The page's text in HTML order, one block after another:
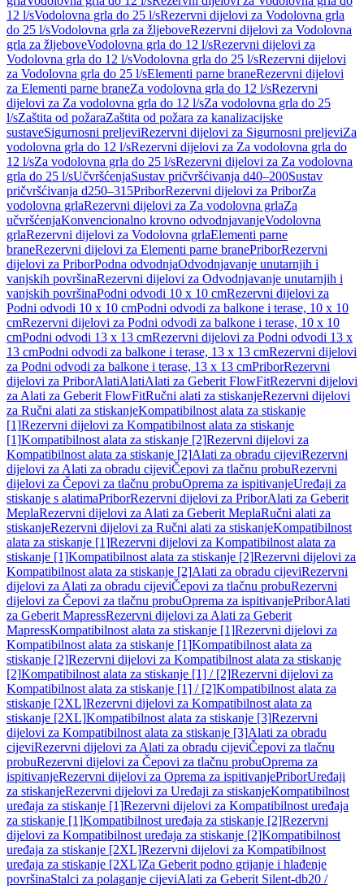
12 l/sVodolovna grla do 25 l/sRezervni dijelovi za Vodolovna grla
do 25 l/sVodolovna grla za žljeboveRezervni dijelovi za Vodolovna
grla za žljeboveVodolovna grla do 12 l/sRezervni dijelovi za
Vodolovna grla do 12 l/sVodolovna grla do 25 l/sRezervni dijelovi
za Vodolovna grla do 25 l/sElementi parne braneRezervni dijelovi
za Elementi parne braneZa vodolovna grla do 12 l/sRezervni
dijelovi za Za vodolovna grla do 12 l/sZa vodolovna grla do 25
l/sZaštita od požaraZaštita od požara za kanalizacijske
sustaveSigurnosni preljeviRezervni dijelovi za Sigurnosni preljeviZa
vodolovna grla do 12 l/sRezervni dijelovi za Za vodolovna grla do
12 l/sZa vodolovna grla do 25 l/sRezervni dijelovi za Za vodolovna
grla do 25 l/sUčvršćenjaSustav pričvršćivanja d40–200Sustav
pričvršćivanja d250–315PriborRezervni dijelovi za PriborZa
vodolovna grlaRezervni dijelovi za Za vodolovna grlaZa
učvršćenjaKonvencionalno krovno odvodnjavanjeVodolovna
grlaRezervni dijelovi za Vodolovna grlaElementi parne
braneRezervni dijelovi za Elementi parne branePriborRezervni
dijelovi za PriborPodna odvodnjaOdvodnjavanje unutarnjih i
vanjskih površinaRezervni dijelovi za Odvodnjavanje unutarnjih i
vanjskih površinaPodni odvodi 10 x 10 cmRezervni dijelovi za
Podni odvodi 10 x 10 cmPodni odvodi za balkone i terase, 10 x 10
cmRezervni dijelovi za Podni odvodi za balkone i terase, 10 x 10
cmPodni odvodi 13 x 13 cmRezervni dijelovi za Podni odvodi 13 x
13 cmPodni odvodi za balkone i terase, 13 x 13 cmRezervni dijelovi
za Podni odvodi za balkone i terase, 13 x 13 cmPriborRezervni
dijelovi za PriborAlatiAlatiAlati za Geberit FlowFitRezervni dijelovi
za Alati za Geberit FlowFitRučni alati za stiskanjeRezervni dijelovi
za Ručni alati za stiskanjeKompatibilnost alata za stiskanje
[1]Rezervni dijelovi za Kompatibilnost alata za stiskanje
[1]Kompatibilnost alata za stiskanje [2]Rezervni dijelovi za
Kompatibilnost alata za stiskanje [2]Alati za obradu cijeviRezervni
dijelovi za Alati za obradu cijeviČepovi za tlačnu probuRezervni
dijelovi za Čepovi za tlačnu probuOprema za ispitivanjeUređaji za
stiskanje s alatimaPriborRezervni dijelovi za PriborAlati za Geberit
MeplaRezervni dijelovi za Alati za Geberit MeplaRučni alati za
stiskanjeRezervni dijelovi za Ručni alati za stiskanjeKompatibilnost
alata za stiskanje [1]Rezervni dijelovi za Kompatibilnost alata za
stiskanje [1]Kompatibilnost alata za stiskanje [2]Rezervni dijelovi za
Kompatibilnost alata za stiskanje [2]Alati za obradu cijeviRezervni
dijelovi za Alati za obradu cijeviČepovi za tlačnu probuRezervni
dijelovi za Čepovi za tlačnu probuOprema za ispitivanjePriborAlati
za Geberit MapressRezervni dijelovi za Alati za Geberit
MapressKompatibilnost alata za stiskanje [1]Rezervni dijelovi za
Kompatibilnost alata za stiskanje [1]Kompatibilnost alata za
stiskanje [2]Rezervni dijelovi za Kompatibilnost alata za stiskanje
[2]Kompatibilnost alata za stiskanje [1] / [2]Rezervni dijelovi za
Kompatibilnost alata za stiskanje [1] / [2]Kompatibilnost alata za
stiskanje [2XL]Rezervni dijelovi za Kompatibilnost alata za
stiskanje [2XL]Kompatibilnost alata za stiskanje [3]Rezervni
dijelovi za Kompatibilnost alata za stiskanje [3]Alati za obradu
cijeviRezervni dijelovi za Alati za obradu cijeviČepovi za tlačnu
probuRezervni dijelovi za Čepovi za tlačnu probuOprema za
ispitivanjeRezervni dijelovi za Oprema za ispitivanjePriborUređaji
za stiskanjeRezervni dijelovi za Uređaji za stiskanjeKompatibilnost
uređaja za stiskanje [1]Rezervni dijelovi za Kompatibilnost uređaja
za stiskanje [1]Kompatibilnost uređaja za stiskanje [2]Rezervni
dijelovi za Kompatibilnost uređaja za stiskanje [2]Kompatibilnost
uređaja za stiskanje [2XL]Rezervni dijelovi za Kompatibilnost
uređaja za stiskanje [2XL]Za Geberit podno grijanje i hlađenje
površinaStalci za polaganje cijeviAlati za Geberit Silent-db20 /